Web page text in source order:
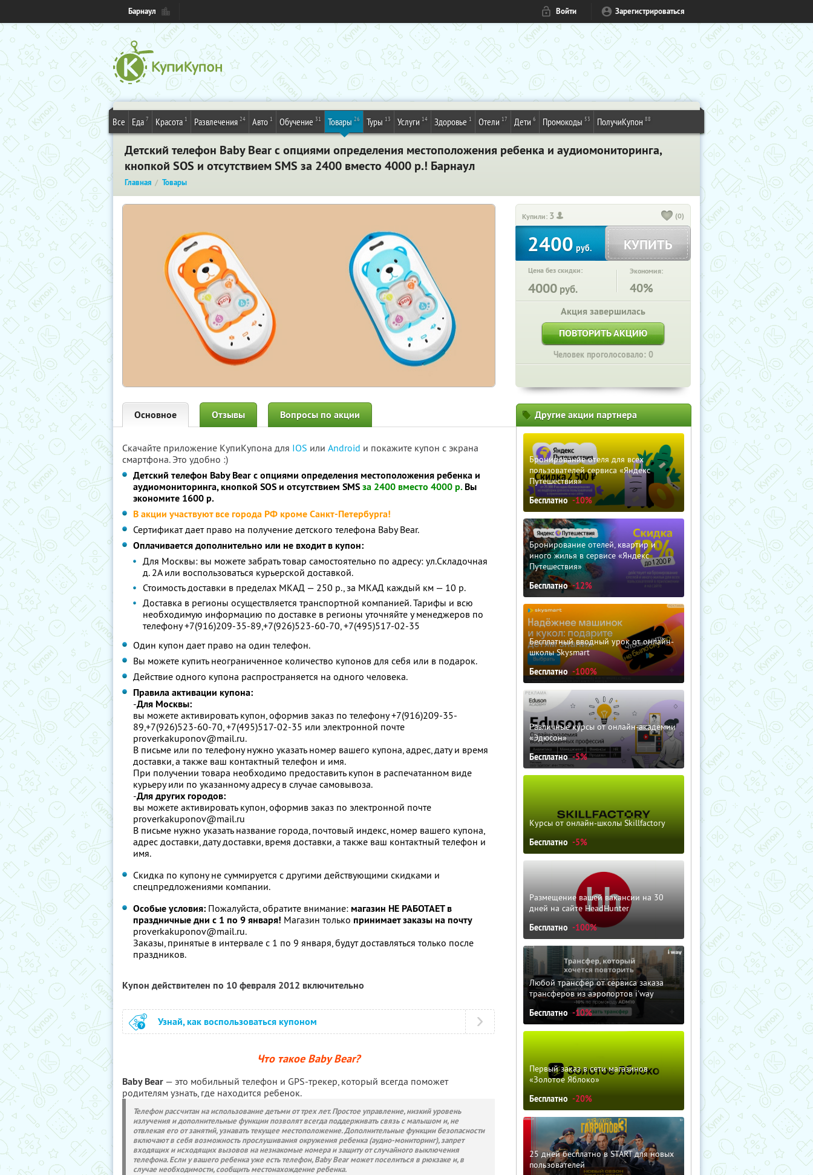
Барнаул Войти Зарегистрироваться
Все Еда 7 Красота 1 Развлечения 24 Авто 1 Обучение 31 Товары 26 Туры 13 Услуги 14 Здоровье 1 Отели 17 Дети 6 Промокоды 53 ПолучиКупон 88
Детский телефон Baby Bear с опциями определения местоположения ребенка и аудиомониторинга,
кнопкой SOS и отсутствием SMS за 2400 вместо 4000 р.! Барнаул
Главная Товары
Купили: 3 (0)
2400руб. КУПИТЬ
Цена без скидки:
4000 руб.
Экономия:
40%
Акция завершилась
ПОВТОРИТЬ АКЦИЮ
Человек проголосовало: 0
Основное Отзывы Вопросы по акции
Скачайте приложение КупиКупона для IOS или Android и покажите купон с экрана
смартфона. Это удобно :)
Детский телефон Baby Bear с опциями определения местоположения ребенка и
аудиомониторинга, кнопкой SOS и отсутствием SMSза 2400 вместо 4000 р.Вы
экономите 1600 р.
В акции участвуют все города РФ кроме Санкт-Петербурга!
Сертификат дает право на получение детского телефона Baby Bear.
Оплачивается дополнительно или не входит в купон:
Для Москвы: вы можете забрать товар самостоятельно по адресу: ул.Складочная
д. 2А или воспользоваться курьерской доставкой.
Стоимость доставки в пределах МКАД — 250 р., за МКАД каждый км — 10 р.
Доставка в регионы осуществляется транспортной компанией. Тарифы и всю
необходимую информацию по доставке в регионы уточняйте у менеджеров по
телефону +7(916)209-35-89,+7(926)523-60-70, +7(495)517-02-35
Один купон дает право на один телефон.
Вы можете купить неограниченное количество купонов для себя или в подарок.
Действие одного купона распространяется на одного человека.
Правила активации купона:
-Для Москвы:
вы можете активировать купон, оформив заказ по телефону +7(916)209-35-
89,+7(926)523-60-70, +7(495)517-02-35 или электронной почте
proverkakuponov@mail.ru.
В письме или по телефону нужно указать номер вашего купона, адрес, дату и время
доставки, а также ваш контактный телефон и имя.
При получении товара необходимо предоставить купон в распечатанном виде
курьеру или по указанному адресу в случае самовывоза.
-Для других городов:
вы можете активировать купон, оформив заказ по электронной почте
proverkakuponov@mail.ru
В письме нужно указать название города, почтовый индекс, номер вашего купона,
адрес доставки, дату доставки, время доставки, а также ваш контактный телефон и
имя.
Скидка по купону не суммируется с другими действующими скидками и
спецпредложениями компании.
Особые условия: Пожалуйста, обратите внимание: магазин НЕ РАБОТАЕТ в
праздничные дни с 1 по 9 января! Магазин только принимает заказы на почту
proverkakuponov@mail.ru.
Заказы, принятые в интервале с 1 по 9 января, будут доставляться только после
праздников.
Купон действителен по 10 февраля 2012 включительно
Узнай, как воспользоваться купоном
Что такое Baby Bear?
Baby Bear — это мобильный телефон и GPS-трекер, который всегда поможет
родителям узнать, где находится ребенок.
Телефон рассчитан на использование детьми от трех лет. Простое управление, низкий уровень
излучения и дополнительные функции позволят всегда поддерживать связь с малышом и, не
отвлекая его от занятий, узнавать текущее местоположение. Дополнительные функции безопасности
включают в себя возможность прослушивания окружения ребенка (аудио-мониторинг), запрет
входящих и исходящих вызовов на незнакомые номера и защиту от случайного выключения
телефона. Если у вашего ребенка уже есть телефон, Baby Bear может поселиться в рюкзаке и, в
случае необходимости, сообщить местонахождение ребенка.
Другие акции партнера
Бронирование отеля для всех
пользователей сервиса «Яндекс
Путешествия»
Бесплатно -10%
Бронирование отелей, квартир и
иного жилья в сервисе «Яндекс
Путешествия»
Бесплатно -12%
Бесплатный вводный урок от онлайн-
школы Skysmart
Бесплатно -100%
Различные курсы от онлайн-академии
«Эдюсон»
Бесплатно -5%
Курсы от онлайн-школы Skillfactory
Бесплатно -5%
Размещение вашей вакансии на 30
дней на сайте HeadHunter
Бесплатно -100%
Любой трансфер от сервиса заказа
трансферов из аэропортов i'way
Бесплатно -10%
Первый заказ в сети магазинов
«Золотое Яблоко»
Бесплатно -20%
25 дней бесплатно в START для новых
пользователей